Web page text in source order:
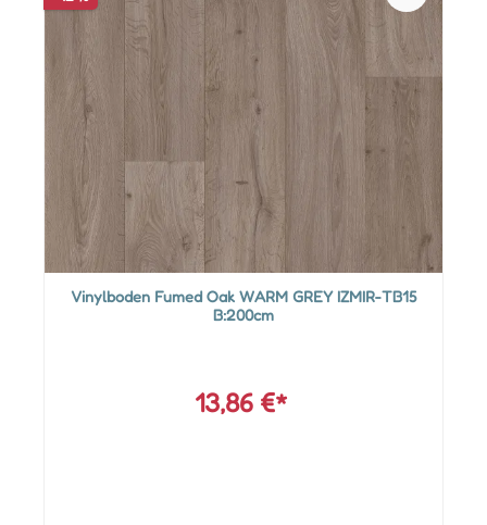
Vinylboden Fumed Oak WARM GREY IZMIR-TB15
B:200cm
13,86 €*